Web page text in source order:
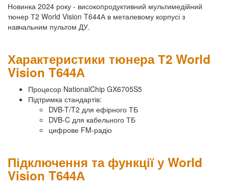
Новинка 2024 року - високопродуктивний мультимедійний
тюнер Т2 World Vision T644А в металевому корпусі з
навчальним пультом ДУ.
Характеристики тюнера Т2 World
Vision T644А
Процесор NationalChip GX6705S5
Підтримка стандартів:
DVB-T/T2 для ефірного ТБ
DVB-C для кабельного ТБ
цифрове FM-радіо
Підключення та функції у World
Vision T644А